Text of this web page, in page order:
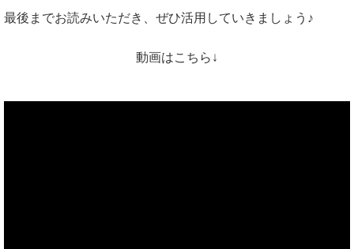
最後までお読みいただき、ぜひ活用していきましょう♪
動画はこちら↓